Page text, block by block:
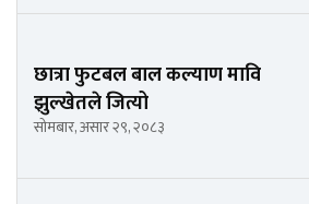
छात्रा फुटबल बाल कल्याण मावि
झुल्खेतले जित्यो
सोमबार, असार २९, २०८३